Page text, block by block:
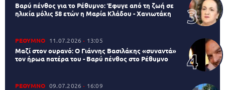
Βαρύ πένθος για το Ρέθυμνο: Έφυγε από τη ζωή σε
ηλικία μόλις 58 ετών η Μαρία Κλάδου - Χανιωτάκη
ΡΕΘΥΜΝΟ 11.07.2026 13:05
Μαζί στον ουρανό: Ο Γιάννης Βασιλάκης «συναντά»
τον ήρωα πατέρα του - Βαρύ πένθος στο Ρέθυμνο
ΡΕΘΥΜΝΟ 09.07.2026 16:09